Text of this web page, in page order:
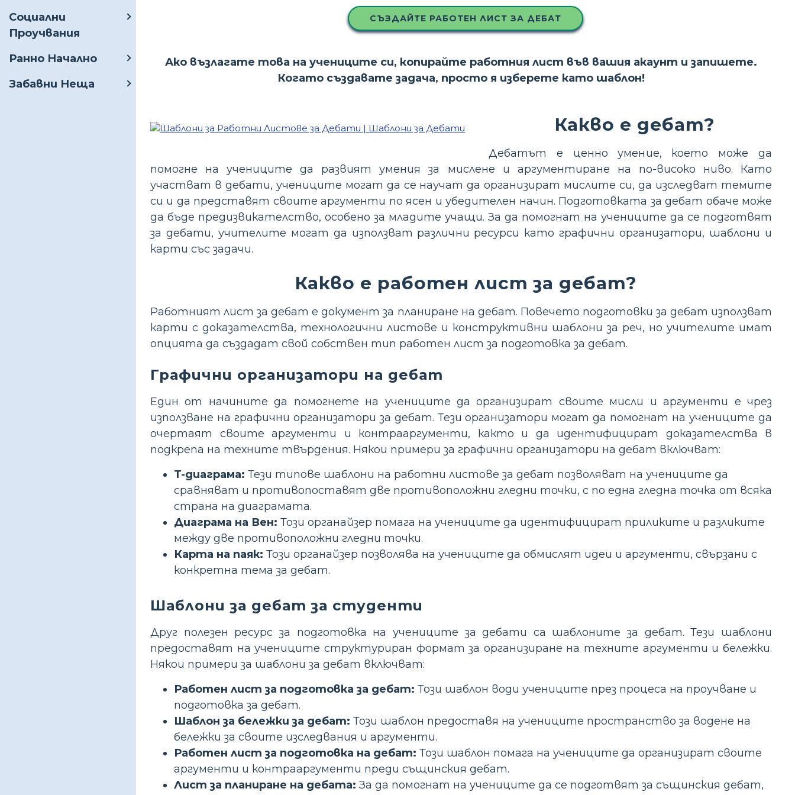
Социални
Проучвания
Ранно Начално
Забавни Неща
СЪЗДАЙТЕ РАБОТЕН ЛИСТ ЗА ДЕБАТ
Ако възлагате това на учениците си, копирайте работния лист във вашия акаунт и запишете.
Когато създавате задача, просто я изберете като шаблон!
Какво е дебат?
Дебатът е ценно умение, което може да
помогне на учениците да развият умения за мислене и аргументиране на по-високо ниво. Като
участват в дебати, учениците могат да се научат да организират мислите си, да изследват темите
си и да представят своите аргументи по ясен и убедителен начин. Подготовката за дебат обаче може
да бъде предизвикателство, особено за младите учащи. За да помогнат на учениците да се подготвят
за дебати, учителите могат да използват различни ресурси като графични организатори, шаблони и
карти със задачи.
Какво е работен лист за дебат?
Работният лист за дебат е документ за планиране на дебат. Повечето подготовки за дебат използват
карти с доказателства, технологични листове и конструктивни шаблони за реч, но учителите имат
опцията да създадат свой собствен тип работен лист за подготовка за дебат.
Графични организатори на дебат
Един от начините да помогнете на учениците да организират своите мисли и аргументи е чрез
използване на графични организатори за дебат. Тези организатори могат да помогнат на учениците да
очертаят своите аргументи и контрааргументи, както и да идентифицират доказателства в
подкрепа на техните твърдения. Някои примери за графични организатори на дебат включват:
T-диаграма: Тези типове шаблони на работни листове за дебат позволяват на учениците да
сравняват и противопоставят две противоположни гледни точки, с по една гледна точка от всяка
страна на диаграмата.
Диаграма на Вен: Този органайзер помага на учениците да идентифицират приликите и разликите
между две противоположни гледни точки.
Карта на паяк: Този органайзер позволява на учениците да обмислят идеи и аргументи, свързани с
конкретна тема за дебат.
Шаблони за дебат за студенти
Друг полезен ресурс за подготовка на учениците за дебати са шаблоните за дебат. Тези шаблони
предоставят на учениците структуриран формат за организиране на техните аргументи и бележки.
Някои примери за шаблони за дебат включват:
Работен лист за подготовка за дебат: Този шаблон води учениците през процеса на проучване и
подготовка за дебат.
Шаблон за бележки за дебат: Този шаблон предоставя на учениците пространство за водене на
бележки за своите изследвания и аргументи.
Работен лист за подготовка на дебат: Този шаблон помага на учениците да организират своите
аргументи и контрааргументи преди същинския дебат.
Лист за планиране на дебата: За да помогнат на учениците да се подготвят за същинския дебат,